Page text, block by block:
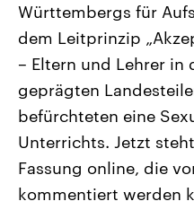
Landtagswahl Sachsen-
2026
Alle Informationen
Sachsen-Anhalt wählt am 6.
September 2026 einen
Landtag. Seit 2021 wird das
Bundesland von einer
Umfragen, Prognosen,
Wahlprogramme, aktuelle
und Hintergründe zu den
und Kandidaten der
Wahl.
Sendungen
Württembergs für
dem Leitprinzip
– Eltern und Lehrer in
geprägten
befürchteten eine
Unterrichts. Jetzt
Fassung online, die
kommentiert werden